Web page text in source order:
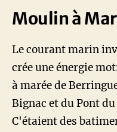
Moulin à
Le courant marin
crée une énergie
à marée de
Bignac et du Pont
C'étaient des